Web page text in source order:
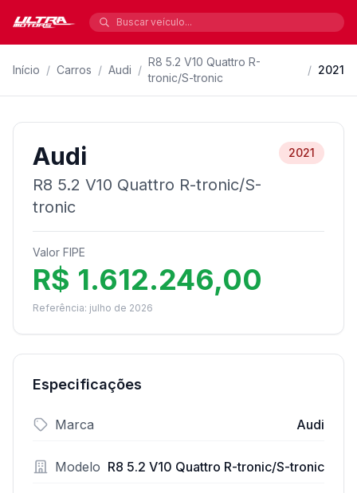
Início / Carros / Audi /
R8 5.2 V10 Quattro R-
tronic/S-tronic
/ 2021
Audi
R8 5.2 V10 Quattro R-tronic/S-
tronic
2021
Valor FIPE
R$ 1.612.246,00
Referência: julho de 2026
Especificações
Marca Audi
Modelo R8 5.2 V10 Quattro R-tronic/S-tronic